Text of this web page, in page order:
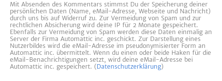
Mit Absenden des Kommentars stimmst Du der Speicherung deiner
persönlichen Daten (Name, eMail-Adresse, Webseite und Nachricht)
durch uns bis auf Widerruf zu. Zur Vermeidung von Spam und zur
rechtlichen Absicherung wird deine IP für 2 Monate gespeichert.
Ebenfalls zur Vermeidung von Spam werden diese Daten einmalig an
Server der Firma Automattic inc. geschickt. Zur Darstellung eines
Nutzerbildes wird die eMail-Adresse im pseudonymisierter Form an
Automattic inc. übermittelt. Wenn du einen oder beide Haken für die
eMail-Benachrichtigungen setzt, wird deine eMail-Adresse bei
Automattic inc. gespeichert. (Datenschutzerklärung)